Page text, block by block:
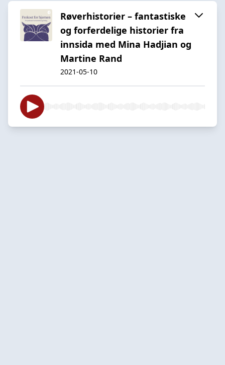
Røverhistorier – fantastiske
og forferdelige historier fra
innsida med Mina Hadjian og
Martine Rand
2021-05-10